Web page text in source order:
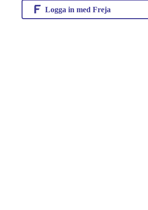
Logga in med Freja